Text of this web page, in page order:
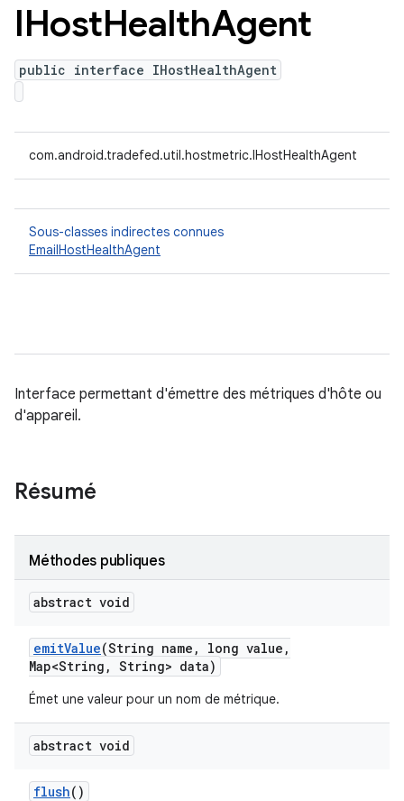
IHostHealthAgent
public interface IHostHealthAgent
com.android.tradefed.util.hostmetric.IHostHealthAgent
Sous-classes indirectes connues
EmailHostHealthAgent
Interface permettant d'émettre des métriques d'hôte ou
d'appareil.
Résumé
Méthodes publiques
abstract void
emitValue(String name , long value ,
Map<String , String> data)
Émet une valeur pour un nom de métrique.
abstract void
flush()